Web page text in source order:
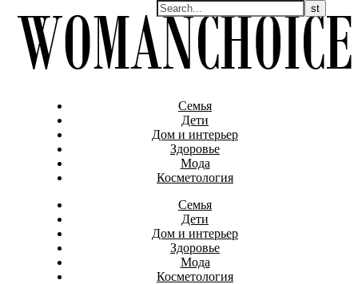
Семья
Дети
Дом и интерьер
Здоровье
Мода
Косметология
Семья
Дети
Дом и интерьер
Здоровье
Мода
Косметология